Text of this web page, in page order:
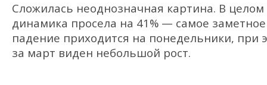
Сложилась неоднозначная картина. В целом
динамика просела на 41% — самое заметное
падение приходится на понедельники, при
за март виден небольшой рост.